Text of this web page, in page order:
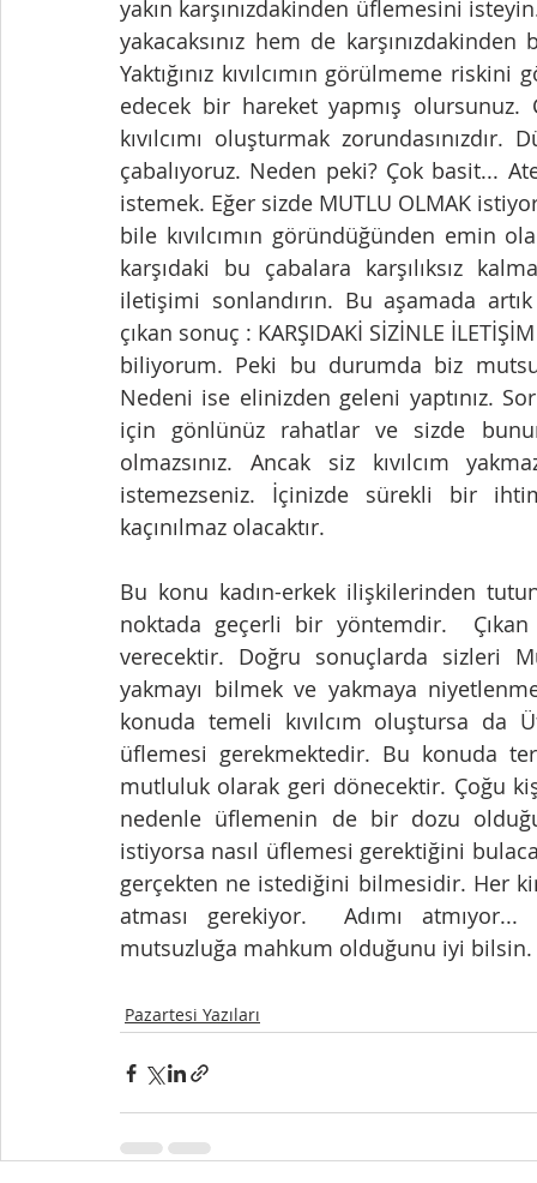
yakın karşınızdakinden üflemesini
yakacaksınız hem de
Yaktığınız kıvılcımın görülmeme
edecek bir hareket yapmış
kıvılcımı oluşturmak
çabalıyoruz. Neden peki? Çok basit...
istemek. Eğer sizde MUTLU OLMAK
bile kıvılcımın göründüğünden emin
karşıdaki bu çabalara karşılıksız
iletişimi sonlandırın. Bu aşamada
çıkan sonuç : KARŞIDAKİ SİZİNLE
biliyorum. Peki bu durumda biz
Nedeni ise elinizden geleni yaptınız.
için gönlünüz rahatlar ve sizde
olmazsınız. Ancak siz kıvılcım
istemezseniz. İçinizde sürekli bir
kaçınılmaz olacaktır.
Bu konu kadın-erkek ilişkilerinden
noktada geçerli bir yöntemdir.
verecektir. Doğru sonuçlarda sizleri
yakmayı bilmek ve yakmaya
konuda temeli kıvılcım oluştursa da
üflemesi gerekmektedir. Bu konuda
mutluluk olarak geri dönecektir. Çoğu
nedenle üflemenin de bir dozu
istiyorsa nasıl üflemesi gerektiğini
gerçekten ne istediğini bilmesidir. Her
atması gerekiyor.  Adımı
mutsuzluğa mahkum olduğunu iyi bilsin.
Pazartesi Yazıları